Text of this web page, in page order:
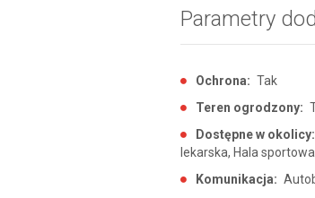
Parametry
Ochrona: Tak
Teren ogrodzony:
Dostępne w okolicy:
lekarska, Hala
Komunikacja: